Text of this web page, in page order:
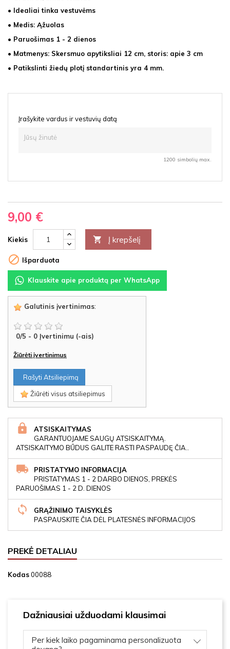
• Idealiai tinka vestuvėms
• Medis: Ąžuolas
• Paruošimas 1 - 2 dienos
• Matmenys: Skersmuo apytiksliai 12 cm, storis: apie 3 cm
• Patikslinti žiedų plotį standartinis yra 4 mm.
Įrašykite vardus ir vestuvių datą
1200 simbolių max.
9,00 €
Kiekis  Į krepšelį
 Išparduota
Klauskite apie produktą per WhatsApp
Galutinis įvertinimas:
0/5 - 0 Įvertinimu (-ais)
Žiūrėti įvertinimus
Rašyti Atsiliepimą
Žiūrėti visus atsiliepimus
ATSISKAITYMAS
GARANTUOJAME SAUGŲ ATSISKAITYMĄ.
ATSISKAITYMO BŪDUS GALITE RASTI PASPAUDĘ ČIA..
PRISTATYMO INFORMACIJA
PRISTATYMAS 1 - 2 DARBO DIENOS, PREKĖS
PARUOŠIMAS 1 - 2 D. DIENOS
GRĄŽINIMO TAISYKLĖS
PASPAUSKITE ČIA DĖL PLATESNĖS INFORMACIJOS
PREKĖ DETALIAU
Kodas00088
Dažniausiai užduodami klausimai
Per kiek laiko pagaminama personalizuota